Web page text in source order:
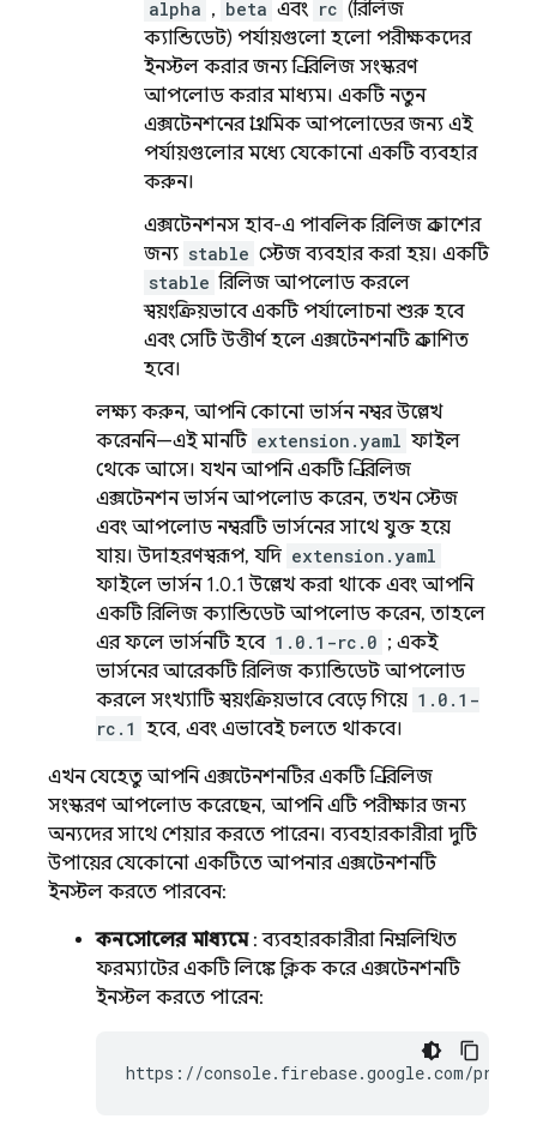
alpha , beta এবং rc (রিলিজ
ক্যান্ডিডেট) পর্যায়গুলো হলো পরীক্ষকদের
ইনস্টল করার জন্য প্রি-রিলিজ সংস্করণ
আপলোড করার মাধ্যম। একটি নতুন
এক্সটেনশনের প্রাথমিক আপলোডের জন্য এই
পর্যায়গুলোর মধ্যে যেকোনো একটি ব্যবহার
করুন।
এক্সটেনশনস হাব-এ পাবলিক রিলিজ প্রকাশের
জন্য stable স্টেজ ব্যবহার করা হয়। একটি
stable রিলিজ আপলোড করলে
স্বয়ংক্রিয়ভাবে একটি পর্যালোচনা শুরু হবে
এবং সেটি উত্তীর্ণ হলে এক্সটেনশনটি প্রকাশিত
হবে।
লক্ষ্য করুন, আপনি কোনো ভার্সন নম্বর উল্লেখ
করেননি—এই মানটি extension.yaml ফাইল
থেকে আসে। যখন আপনি একটি প্রি-রিলিজ
এক্সটেনশন ভার্সন আপলোড করেন, তখন স্টেজ
এবং আপলোড নম্বরটি ভার্সনের সাথে যুক্ত হয়ে
যায়। উদাহরণস্বরূপ, যদি extension.yaml
ফাইলে ভার্সন 1.0.1 উল্লেখ করা থাকে এবং আপনি
একটি রিলিজ ক্যান্ডিডেট আপলোড করেন, তাহলে
এর ফলে ভার্সনটি হবে 1.0.1-rc.0 ; একই
ভার্সনের আরেকটি রিলিজ ক্যান্ডিডেট আপলোড
করলে সংখ্যাটি স্বয়ংক্রিয়ভাবে বেড়ে গিয়ে 1.0.1-
rc.1 হবে, এবং এভাবেই চলতে থাকবে।
এখন যেহেতু আপনি এক্সটেনশনটির একটি প্রি-রিলিজ
সংস্করণ আপলোড করেছেন, আপনি এটি পরীক্ষার জন্য
অন্যদের সাথে শেয়ার করতে পারেন। ব্যবহারকারীরা দুটি
উপায়ের যেকোনো একটিতে আপনার এক্সটেনশনটি
ইনস্টল করতে পারবেন:
কনসোলের মাধ্যমে: ব্যবহারকারীরা নিম্নলিখিত
ফরম্যাটের একটি লিঙ্কে ক্লিক করে এক্সটেনশনটি
ইনস্টল করতে পারেন:
https://console.firebase.google.com/